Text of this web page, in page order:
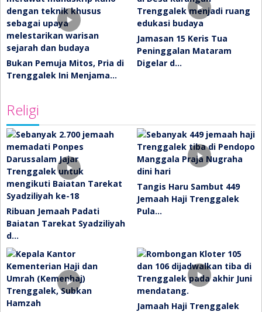
Bukan Pemuja Mitos, Pria di
Trenggalek Ini Menjama…
Jamasan 15 Keris Tua
Peninggalan Mataram
Digelar d…
Religi
Ribuan Jemaah Padati
Baiatan Tarekat Syadziliyah
d…
Tangis Haru Sambut 449
Jemaah Haji Trenggalek
Pula…
Jamaah Haji Trenggalek